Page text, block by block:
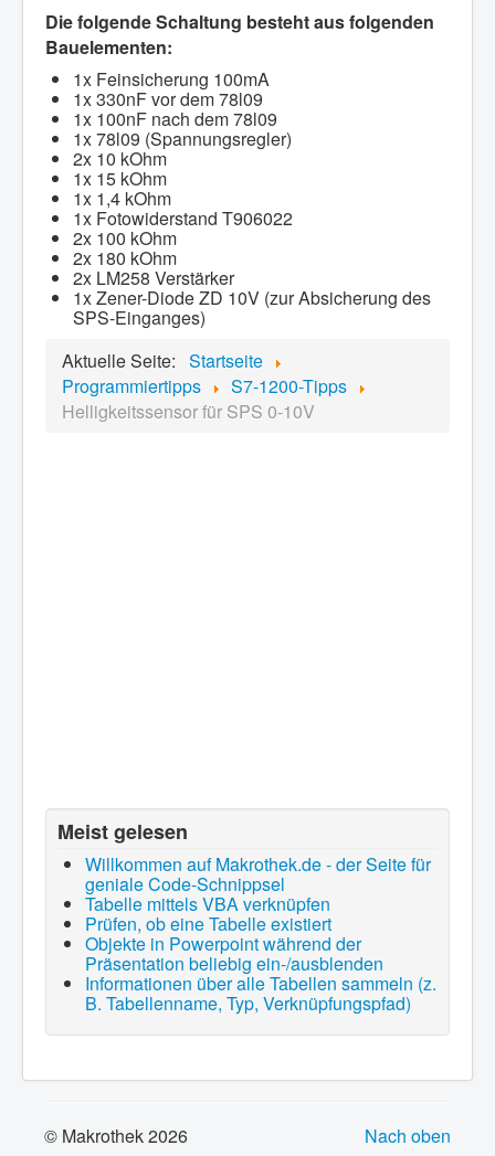
Die folgende Schaltung besteht aus folgenden
Bauelementen:
1x Feinsicherung 100mA
1x 330nF vor dem 78l09
1x 100nF nach dem 78l09
1x 78l09 (Spannungsregler)
2x 10 kOhm
1x 15 kOhm
1x 1,4 kOhm
1x Fotowiderstand T906022
2x 100 kOhm
2x 180 kOhm
2x LM258 Verstärker
1x Zener-Diode ZD 10V (zur Absicherung des
SPS-Einganges)
Aktuelle Seite: Startseite
Programmiertipps
S7-1200-Tipps
Helligkeitssensor für SPS 0-10V
Meist gelesen
Willkommen auf Makrothek.de - der Seite für
geniale Code-Schnippsel
Tabelle mittels VBA verknüpfen
Prüfen, ob eine Tabelle existiert
Objekte in Powerpoint während der
Präsentation beliebig ein-/ausblenden
Informationen über alle Tabellen sammeln (z.
B. Tabellenname, Typ, Verknüpfungspfad)
Nach oben
© Makrothek 2026